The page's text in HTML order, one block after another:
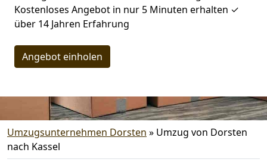
Kostenloses Angebot in nur 5 Minuten erhalten ✓
über 14 Jahren Erfahrung
Angebot einholen
Umzugsunternehmen Dorsten » Umzug von Dorsten
nach Kassel